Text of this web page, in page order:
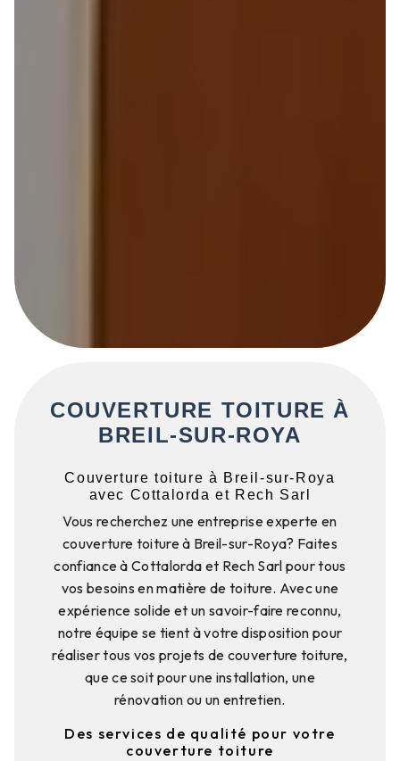
COUVERTURE TOITURE À
BREIL-SUR-ROYA
Couverture toiture à Breil-sur-Roya
avec Cottalorda et Rech Sarl
Vous recherchez une entreprise experte en
couverture toiture à Breil-sur-Roya? Faites
confiance à Cottalorda et Rech Sarl pour tous
vos besoins en matière de toiture. Avec une
expérience solide et un savoir-faire reconnu,
notre équipe se tient à votre disposition pour
réaliser tous vos projets de couverture toiture,
que ce soit pour une installation, une
rénovation ou un entretien.
Des services de qualité pour votre
couverture toiture